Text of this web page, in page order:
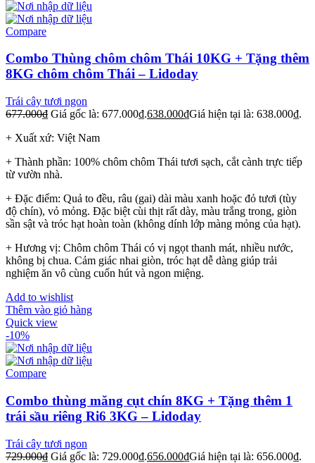
Compare
Combo Thùng chôm chôm Thái 10KG + Tặng thêm
8KG chôm chôm Thái – Lidoday
Trái cây tươi ngon
677.000₫ Giá gốc là: 677.000₫.638.000₫Giá hiện tại là: 638.000₫.
+ Xuất xứ: Việt Nam
+ Thành phần: 100% chôm chôm Thái tươi sạch, cắt cành trực tiếp
từ vườn nhà.
+ Đặc điểm: Quả to đều, râu (gai) dài màu xanh hoặc đỏ tươi (tùy
độ chín), vỏ mỏng. Đặc biệt cùi thịt rất dày, màu trắng trong, giòn
sần sật và tróc hạt hoàn toàn (không dính lớp màng mỏng của hạt).
+ Hương vị: Chôm chôm Thái có vị ngọt thanh mát, nhiều nước,
không bị chua. Cảm giác nhai giòn, tróc hạt dễ dàng giúp trải
nghiệm ăn vô cùng cuốn hút và ngon miệng.
Add to wishlist
Thêm vào giỏ hàng
Quick view
-10%
Compare
Combo thùng măng cụt chín 8KG + Tặng thêm 1
trái sầu riêng Ri6 3KG – Lidoday
Trái cây tươi ngon
729.000₫ Giá gốc là: 729.000₫.656.000₫Giá hiện tại là: 656.000₫.